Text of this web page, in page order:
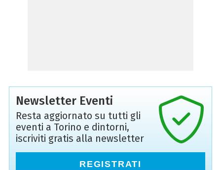
Newsletter Eventi
Resta aggiornato su tutti gli
eventi a Torino e dintorni,
iscriviti gratis alla newsletter
REGISTRATI